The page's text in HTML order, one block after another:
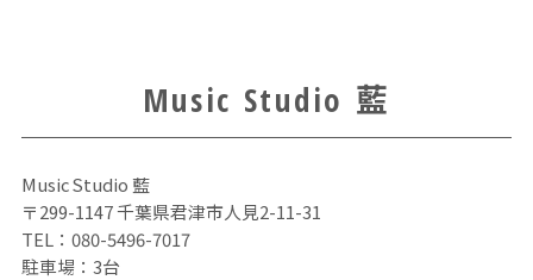
Music Studio 藍
Music Studio 藍
〒299-1147 千葉県君津市人見2-11-31
TEL： 080-5496-7017
駐車場：3台